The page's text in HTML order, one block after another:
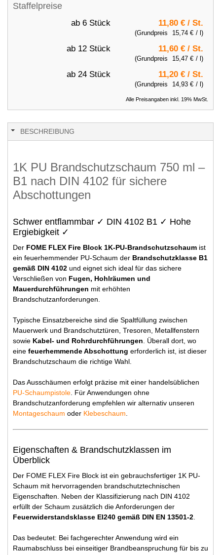
Staffelpreise
ab 6 Stück 11,80 € / St.
(Grundpreis 15,74 € / l)
ab 12 Stück 11,60 € / St.
(Grundpreis 15,47 € / l)
ab 24 Stück 11,20 € / St.
(Grundpreis 14,93 € / l)
Alle Preisangaben inkl. 19% MwSt.
BESCHREIBUNG
1K PU Brandschutzschaum 750 ml –
B1 nach DIN 4102 für sichere
Abschottungen
Schwer entflammbar ✓ DIN 4102 B1 ✓ Hohe
Ergiebigkeit ✓
Der FOME FLEX Fire Block 1K-PU-Brandschutzschaum ist
ein feuerhemmender PU-Schaum der Brandschutzklasse B1
gemäß DIN 4102 und eignet sich ideal für das sichere
Verschließen von Fugen, Hohlräumen und
Mauerdurchführungen mit erhöhten
Brandschutzanforderungen.
Typische Einsatzbereiche sind die Spaltfüllung zwischen
Mauerwerk und Brandschutztüren, Tresoren, Metallfenstern
sowie Kabel- und Rohrdurchführungen . Überall dort, wo
eine feuerhemmende Abschottung erforderlich ist, ist dieser
Brandschutzschaum die richtige Wahl.
Das Ausschäumen erfolgt präzise mit einer handelsüblichen
PU-Schaumpistole . Für Anwendungen ohne
Brandschutzanforderung empfehlen wir alternativ unseren
Montageschaum oder Klebeschaum
Eigenschaften & Brandschutzklassen im
Überblick
Der FOME FLEX Fire Block ist ein gebrauchsfertiger 1K PU-
Schaum mit hervorragenden brandschutztechnischen
Eigenschaften. Neben der Klassifizierung nach DIN 4102
erfüllt der Schaum zusätzlich die Anforderungen der
Feuerwiderstandsklasse EI240 gemäß DIN EN 13501-2
Das bedeutet: Bei fachgerechter Anwendung wird ein
Raumabschluss bei einseitiger Brandbeanspruchung für bis zu